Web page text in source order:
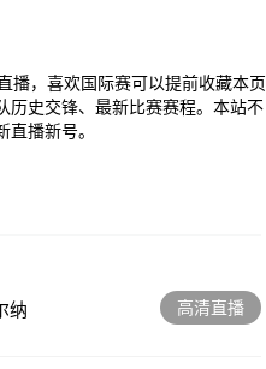
播，喜欢国际赛可以提前收藏本页
历史交锋、最新比赛赛程。本站不
播新号。
纳 高清直播